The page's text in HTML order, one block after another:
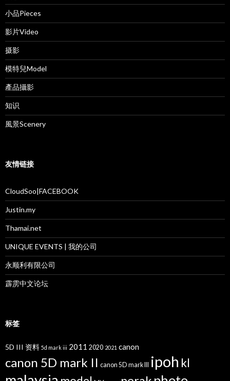
小品Pieces
影片Video
摄影
模特兒Model
產品攝影
知识
風景Scenery
友情链接
CloudSoo|FACEBOOK
Justin.my
Thamai.net
UNIQUE EVENTS | 我的公司
永顺利有限公司
霹雳中文论坛
标签
5D III 资料 5d mark iii 2011 2020 2021 canon
canon 5D mark II canon 5D mark III ipoh kl